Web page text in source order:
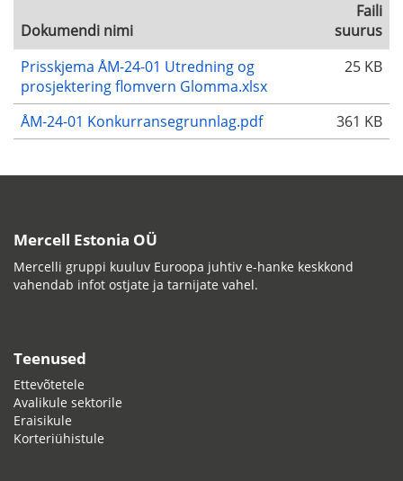
Dokumendi nimi
Faili
suurus
Prisskjema ÅM-24-01 Utredning og
prosjektering flomvern Glomma.xlsx
25 KB
ÅM-24-01 Konkurransegrunnlag.pdf 361 KB
Mercell Estonia OÜ
Mercelli gruppi kuuluv Euroopa juhtiv e-hanke keskkond
vahendab infot ostjate ja tarnijate vahel.
Teenused
Ettevõtetele
Avalikule sektorile
Eraisikule
Korteriühistule